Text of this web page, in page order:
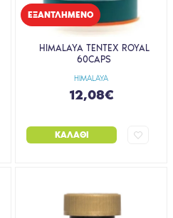
EΞΑΝΤΛΗΜΈΝΟ
HIMALAYA
HIMALAYA TENTEX ROYAL
60CAPS
12,08€
ΚΑΛΆΘΙ